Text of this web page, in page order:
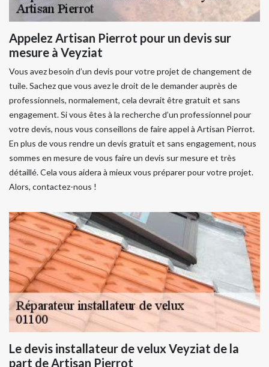
Appelez Artisan Pierrot pour un devis sur
mesure à Veyziat
Vous avez besoin d’un devis pour votre projet de changement de
tuile. Sachez que vous avez le droit de le demander auprès de
professionnels, normalement, cela devrait être gratuit et sans
engagement. Si vous êtes à la recherche d’un professionnel pour
votre devis, nous vous conseillons de faire appel à Artisan Pierrot.
En plus de vous rendre un devis gratuit et sans engagement, nous
sommes en mesure de vous faire un devis sur mesure et très
détaillé. Cela vous aidera à mieux vous préparer pour votre projet.
Alors, contactez-nous !
Le devis installateur de velux Veyziat de la
part de Artisan Pierrot